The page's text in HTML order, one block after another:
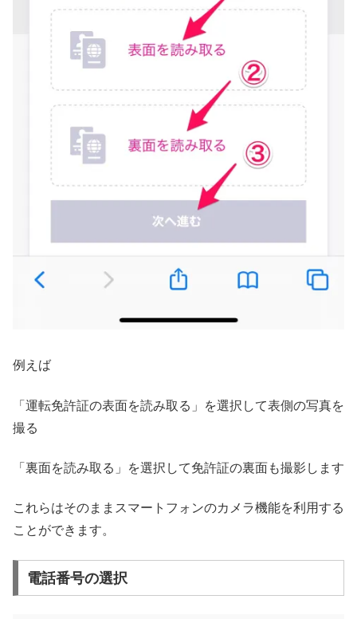
例えば
「運転免許証の表面を読み取る」を選択して表側の写真を
撮る
「裏面を読み取る」を選択して免許証の裏面も撮影します
これらはそのままスマートフォンのカメラ機能を利用する
ことができます。
電話番号の選択